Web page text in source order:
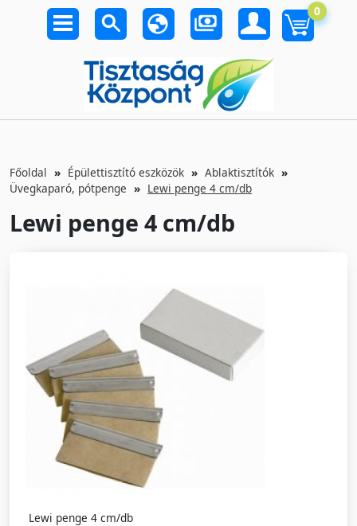
0
Főoldal Épülettisztító eszközök
Ablaktisztítók
Üvegkaparó, pótpenge
Lewi penge 4 cm/db
Lewi penge 4 cm/db
Lewi penge 4 cm/db